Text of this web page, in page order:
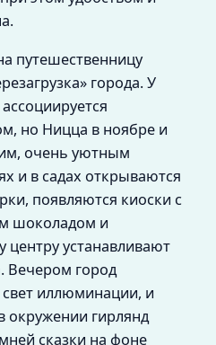
путешественницу
города. У
но Ницца в ноябре и
очень уютным
и в садах открываются
появляются киоски с
шоколадом и
центру устанавливают
Вечером город
свет иллюминации, и
окружении гирлянд
сказки на фоне